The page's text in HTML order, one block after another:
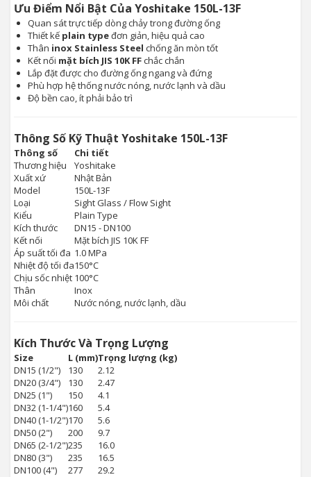
Ưu Điểm Nổi Bật Của Yoshitake 150L-13F
Quan sát trực tiếp dòng chảy trong đường ống
Thiết kế plain typeđơn giản, hiệu quả cao
Thân inox Stainless Steel chống ăn mòn tốt
Kết nối mặt bích JIS 10K FFchắc chắn
Lắp đặt được cho đường ống ngang và đứng
Phù hợp hệ thống nước nóng, nước lạnh và dầu
Độ bền cao, ít phải bảo trì
Thông Số Kỹ Thuật Yoshitake 150L-13F
Thông số
Chi tiết
Thương hiệu
Yoshitake
Xuất xứ
Nhật Bản
Model
150L-13F
Loại
Sight Glass / Flow Sight
Kiểu
Plain Type
Kích thước
DN15 - DN100
Kết nối
Mặt bích JIS 10K FF
Áp suất tối đa 1.0 MPa
Nhiệt độ tối đa150°C
Chịu sốc nhiệt 100°C
Thân
Inox
Môi chất
Nước nóng, nước lạnh, dầu
Kích Thước Và Trọng Lượng
Size L (mm)Trọng lượng (kg)
DN15 (1/2")
130
2.12
DN20 (3/4")
130
2.47
DN25 (1")
150
4.1
DN32 (1-1/4")160
5.4
DN40 (1-1/2")170
5.6
DN50 (2")
200
9.7
DN65 (2-1/2")235
16.0
DN80 (3")
235
16.5
DN100 (4")
277 29.2